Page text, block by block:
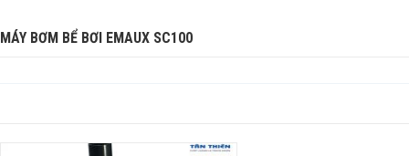
MÁY BƠM BỂ BƠI EMAUX SC100